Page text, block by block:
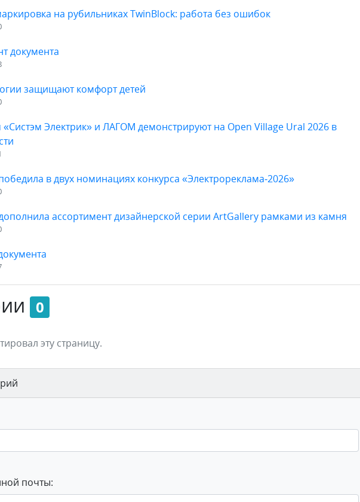
на рубильниках TwinBlock: работа без ошибок
документа
защищают комфорт детей
Электрик» и ЛАГОМ демонстрируют на Open Village Ural 2026 в
в двух номинациях конкурса «Электрореклама‑2026»
ассортимент дизайнерской серии ArtGallery рамками из камня
0
эту страницу.
почты: